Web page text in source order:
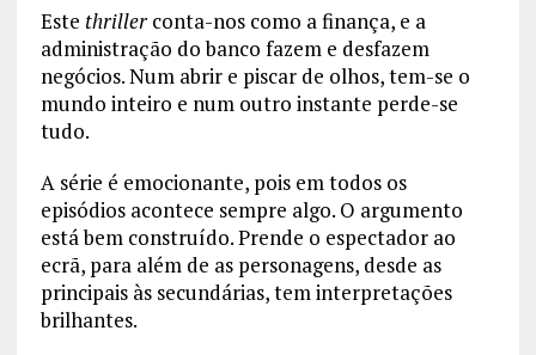
Este thriller conta-nos como a finança, e a
administração do banco fazem e desfazem
negócios. Num abrir e piscar de olhos, tem-se o
mundo inteiro e num outro instante perde-se
tudo.
A série é emocionante, pois em todos os
episódios acontece sempre algo. O argumento
está bem construído. Prende o espectador ao
ecrã, para além de as personagens, desde as
principais às secundárias, tem interpretações
brilhantes.